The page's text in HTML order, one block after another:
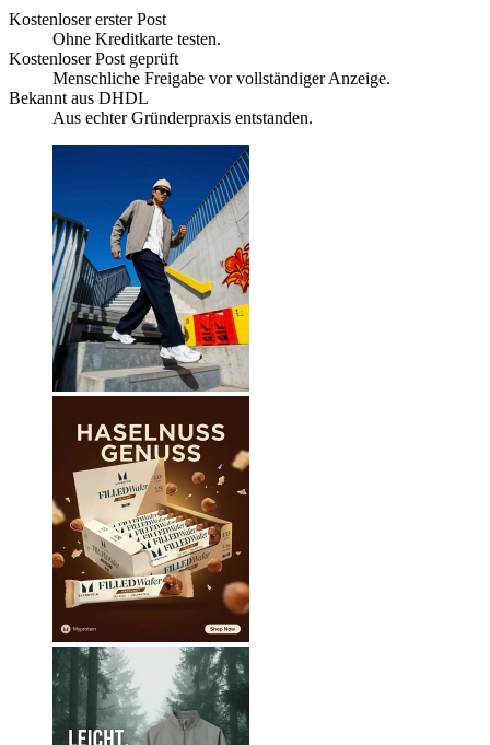
Kostenloser erster Post
Ohne Kreditkarte testen.
Kostenloser Post geprüft
Menschliche Freigabe vor vollständiger Anzeige.
Bekannt aus DHDL
Aus echter Gründerpraxis entstanden.